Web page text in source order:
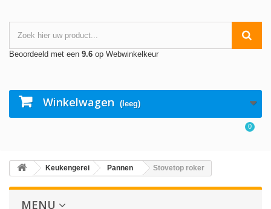
Beoordeeld met een 9.6 op Webwinkelkeur
Winkelwagen (leeg)
0
Keukengerei Pannen Stovetop roker
MENU